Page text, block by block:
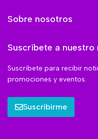
Sobre nosotros
Suscríbete a nuestro
Suscríbete para recibir
promociones y eventos.
Suscribirme